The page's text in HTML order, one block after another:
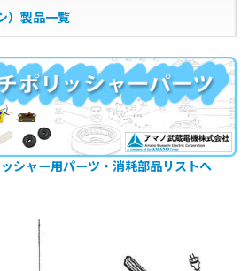
）製品一覧
シャー用パーツ・消耗部品リストへ